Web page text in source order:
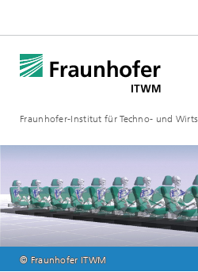
Fraunhofer-Institut für Techno- und
© Fraunhofer ITWM